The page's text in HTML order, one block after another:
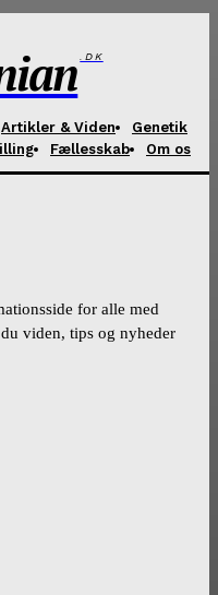
.DK
Artikler & Viden
Genetik
Fællesskab Om os
for alle med
viden, tips og nyheder